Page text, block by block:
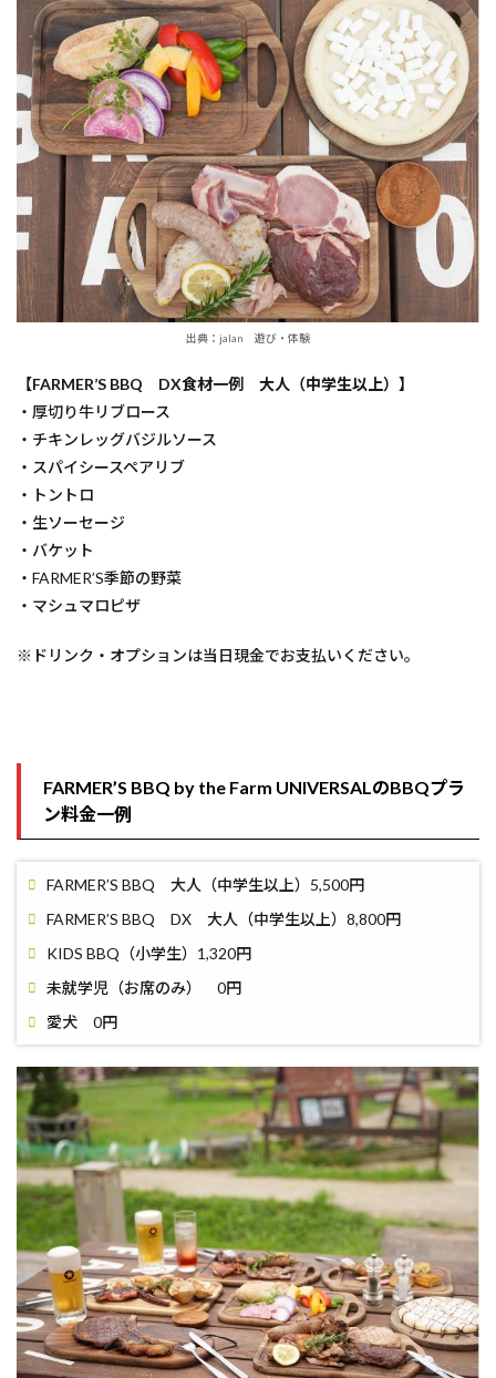
出典：jalan 遊び・体験
【FARMER’S BBQ DX食材一例 大人（中学生以上）】
・厚切り牛リブロース
・チキンレッグバジルソース
・スパイシースペアリブ
・トントロ
・生ソーセージ
・バケット
・FARMER’S季節の野菜
・マシュマロピザ
※ドリンク・オプションは当日現金でお支払いください。
FARMER’S BBQ by the Farm UNIVERSALのBBQプラ
ン料金一例
FARMER’S BBQ 大人（中学生以上）5,500円
FARMER’S BBQ DX 大人（中学生以上）8,800円
KIDS BBQ（小学生）1,320円
未就学児（お席のみ） 0円
愛犬 0円